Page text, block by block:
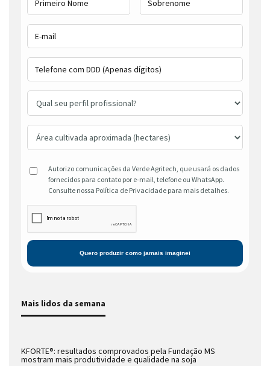
Autorizo comunicações da Verde Agritech, que usará os dados
fornecidos para contato por e-mail, telefone ou WhatsApp.
Consulte nossa Política de Privacidade para mais detalhes.
Mais lidos da semana
KFORTE®: resultados comprovados pela Fundação MS
mostram mais produtividade e qualidade na soja